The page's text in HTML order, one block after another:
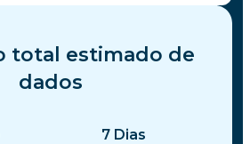
total estimado de
dados
7 Dias